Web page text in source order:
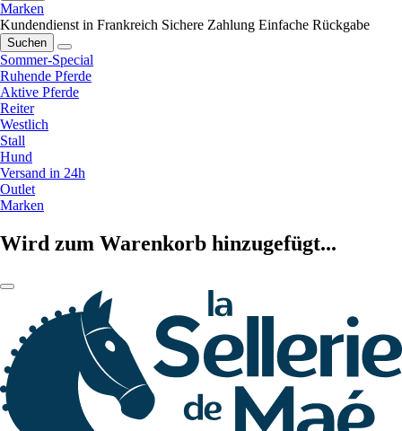
Marken
Kundendienst in Frankreich Sichere Zahlung Einfache Rückgabe
Suchen
Sommer-Special
Ruhende Pferde
Aktive Pferde
Reiter
Westlich
Stall
Hund
Versand in 24h
Outlet
Marken
Wird zum Warenkorb hinzugefügt...